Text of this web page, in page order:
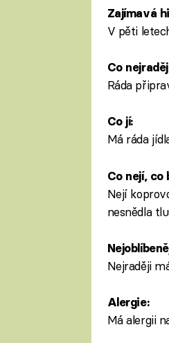
Zajímavá
V pěti
Co
Ráda
Co jí:
Má ráda
Co nejí, co
Nejí
nesnědla
Nejraději
Alergie:
Má alergii